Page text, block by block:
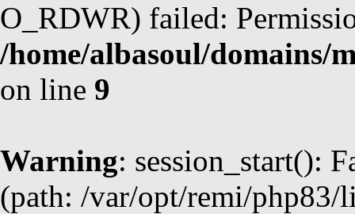
O_RDWR) failed:
/home/albasoul/domains/
on line 9
Warning: session_start():
(path: /var/opt/remi/php83/